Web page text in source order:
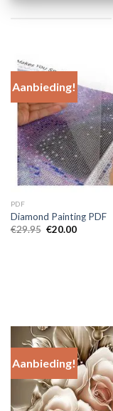
Aanbieding!
PDF
Diamond Painting PDF
€29.95 Oorspronkelijke
€20.00Huidige
Aanbieding!